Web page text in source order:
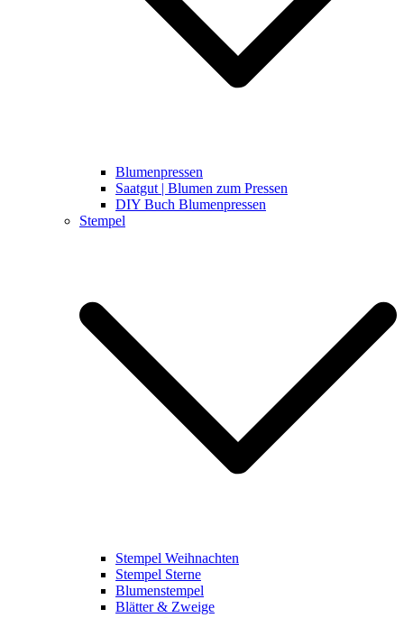
Blumenpressen
Saatgut | Blumen zum Pressen
DIY Buch Blumenpressen
Stempel
Stempel Weihnachten
Stempel Sterne
Blumenstempel
Blätter & Zweige